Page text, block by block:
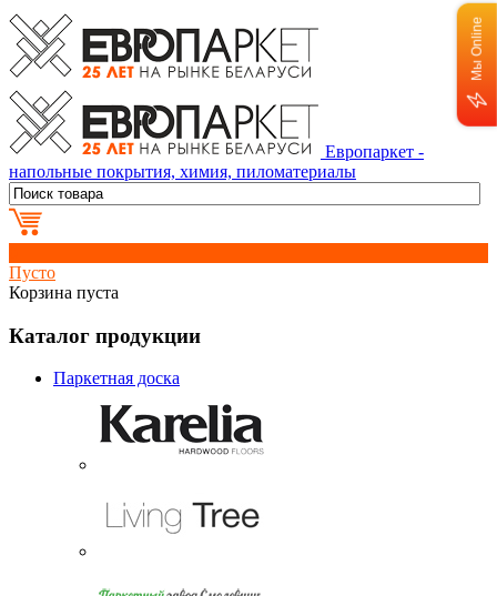
Европаркет -
напольные покрытия, химия, пиломатериалы
Пусто
Корзина пуста
Каталог продукции
Паркетная доска
Мы Online